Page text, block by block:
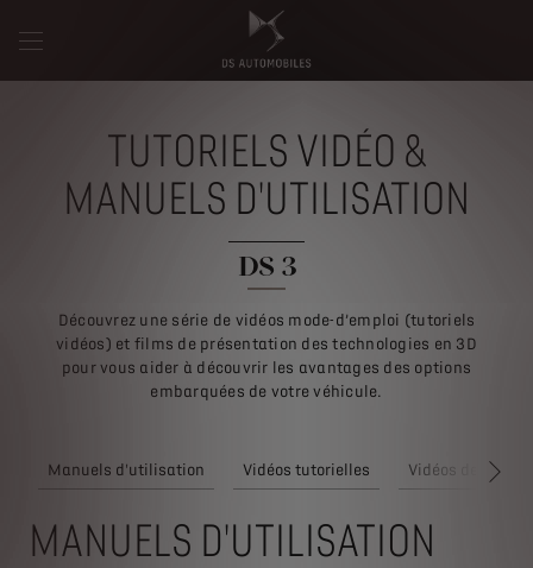
TUTORIELS VIDÉO &
MANUELS D'UTILISATION
DS 3
Découvrez une série de vidéos mode-d’emploi (tutoriels
vidéos) et films de présentation des technologies en 3D
pour vous aider à découvrir les avantages des options
embarquées de votre véhicule.
Manuels d'utilisation Vidéos tutorielles Vidéos de
MANUELS D'UTILISATION